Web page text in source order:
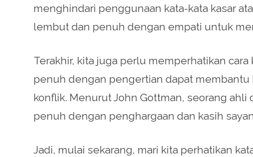
menghindari penggunaan kata-kata kasar
lembut dan penuh dengan empati untuk
Terakhir, kita juga perlu memperhatikan
penuh dengan pengertian dapat
konflik. Menurut John Gottman, seorang
penuh dengan penghargaan dan kasih
Jadi, mulai sekarang, mari kita perhatikan